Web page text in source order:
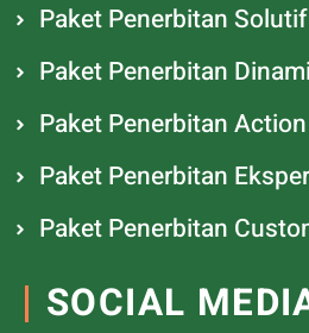
Paket Penerbitan Solutif
Paket Penerbitan
Paket Penerbitan Action
Paket Penerbitan
Paket Penerbitan
SOCIAL